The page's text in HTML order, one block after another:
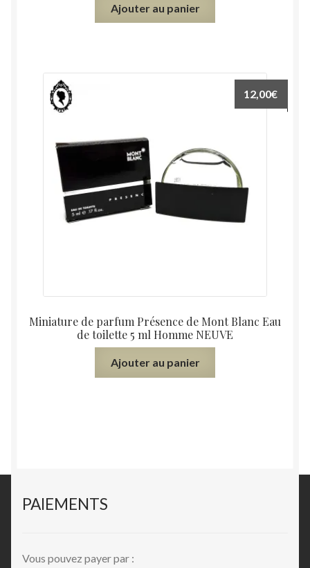
Ajouter au panier
Miniature de parfum Présence de Mont Blanc Eau
de toilette 5 ml Homme NEUVE
12,00€
Ajouter au panier
PAIEMENTS
Vous pouvez payer par :